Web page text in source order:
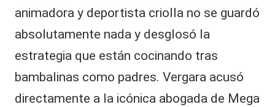
animadora y deportista criolla no se guardó
absolutamente nada y desglosó la
estrategia que están cocinando tras
bambalinas como padres. Vergara acusó
directamente a la icónica abogada de Mega